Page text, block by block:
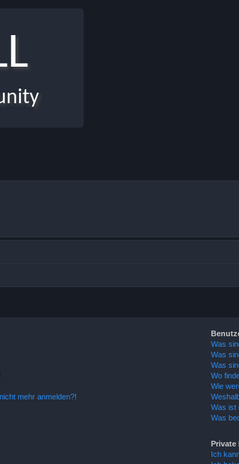
mehr anmelden?!
Was
Was
Was
Wo
Wie
Was ist
Was
Private
Ich